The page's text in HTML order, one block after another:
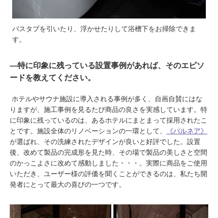
バスタブを引いたり、浮かせたりして浴槽下をお掃除できま
す。
―特に印象に残っている設置事例があれば、そのエピソ
ードを教えてください。
ホテルやサウナ施設に導入される事例が多く、自画自賛にはな
りますが、施工事例を見るたび商品の良さを実感しています。特
に印象に残っているのは、あるホテルにまとまって採用されたこ
とです。施設全体のリノベーションの一環として、
《バルネア》
が選ばれ、その洗練されたデザインが良いと好評でした。設置
後、改めて製品の完成形を見た時、その場で製品の美しさと空間
のかっこよさに改めて感動しました・・・。実際に商品をご使用
いただき、ユーザー様の評価を聞くことができるのは、私たち開
発者にとって最大の喜びの一つです。